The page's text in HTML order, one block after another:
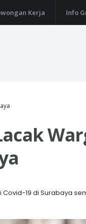
Kerja Info
19 di Surabaya